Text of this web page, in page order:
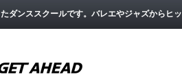
ダンススクールです。バレエやジャズからヒ